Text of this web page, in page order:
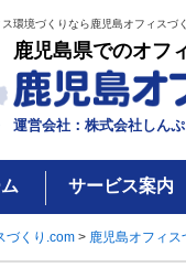
環境づくりなら鹿児島オフィスづ
鹿児島県でのオフ
運営会社：株式会社しんぷ
サービス案内
づくり.com > 鹿児島オフィ